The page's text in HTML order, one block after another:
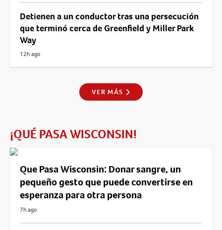
Detienen a un conductor tras una persecución
que terminó cerca de Greenfield y Miller Park
Way
12h ago
VER MÁS
¡QUÉ PASA WISCONSIN!
Que Pasa Wisconsin: Donar sangre, un
pequeño gesto que puede convertirse en
esperanza para otra persona
7h ago